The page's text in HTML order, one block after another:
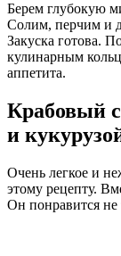
Берем глубокую
Солим, перчим и
Закуска готова.
кулинарным
аппетита.
Крабовый
и
Очень легкое и
этому рецепту.
Он понравится не